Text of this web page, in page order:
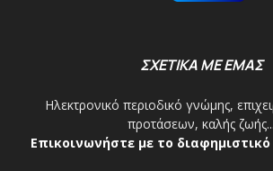
ΣΧΕΤΙΚΑ ΜΕ ΕΜΑΣ
Ηλεκτρονικό περιοδικό γνώμης,
προτάσεων, καλής ζωής...
Επικοινωνήστε με το